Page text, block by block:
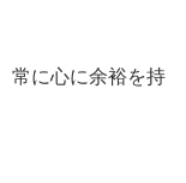
常に心に余裕を持